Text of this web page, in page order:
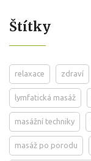
Štítky
relaxace zdraví
lymfatická masáž
masážní techniky
masáž po porodu